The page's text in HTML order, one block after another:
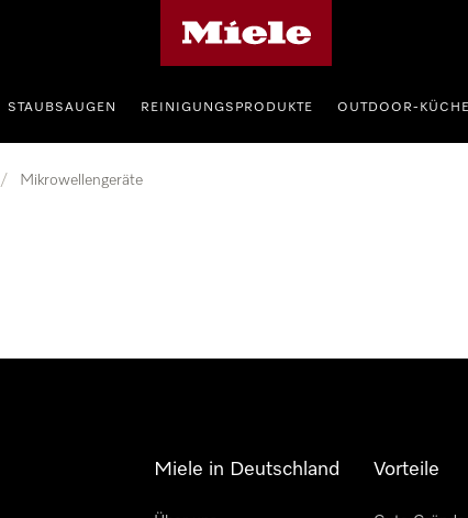
STAUBSAUGEN REINIGUNGSPRODUKTE OUTDOOR-KÜCHE
/ Mikrowellengeräte
Miele in Deutschland Vorteile